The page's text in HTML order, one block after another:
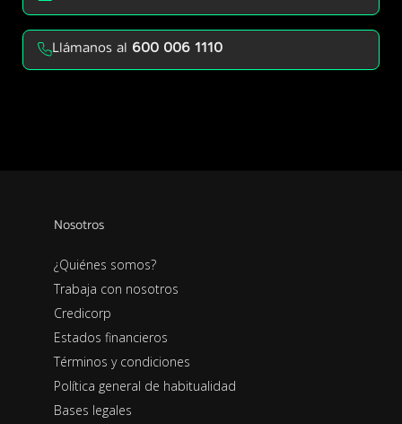
Llámanos al 600 006 1110
Nosotros
¿Quiénes somos?
Trabaja con nosotros
Credicorp
Estados financieros
Términos y condiciones
Política general de habitualidad
Bases legales